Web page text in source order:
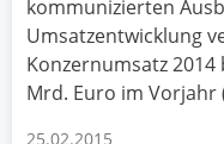
kommunizierten
Umsatzentwicklung
Konzernumsatz 2014
Mrd. Euro im Vorjahr
25.02.2015